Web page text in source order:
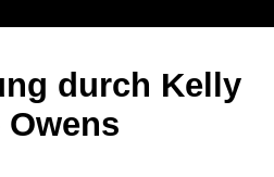
durch Kelly
Owens